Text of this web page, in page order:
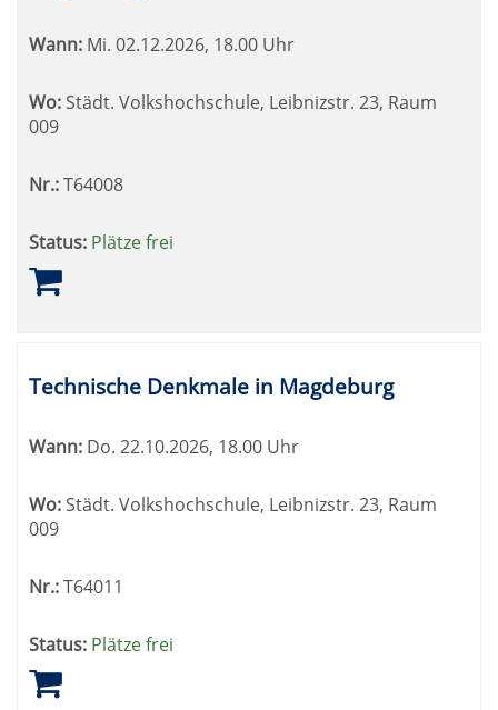
Wann: Mi. 02.12.2026, 18.00 Uhr
Wo: Städt. Volkshochschule, Leibnizstr. 23, Raum
009
Nr.:T64008
Status: Plätze frei
Technische Denkmale in Magdeburg
Wann: Do. 22.10.2026, 18.00 Uhr
Wo:Städt. Volkshochschule, Leibnizstr. 23, Raum
009
Nr.:T64011
Status: Plätze frei